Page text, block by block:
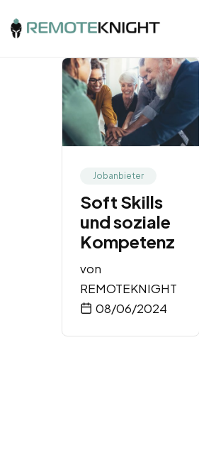
Jobanbieter
Soft Skills
und soziale
Kompetenz
von
REMOTEKNIGHT
08/06/2024